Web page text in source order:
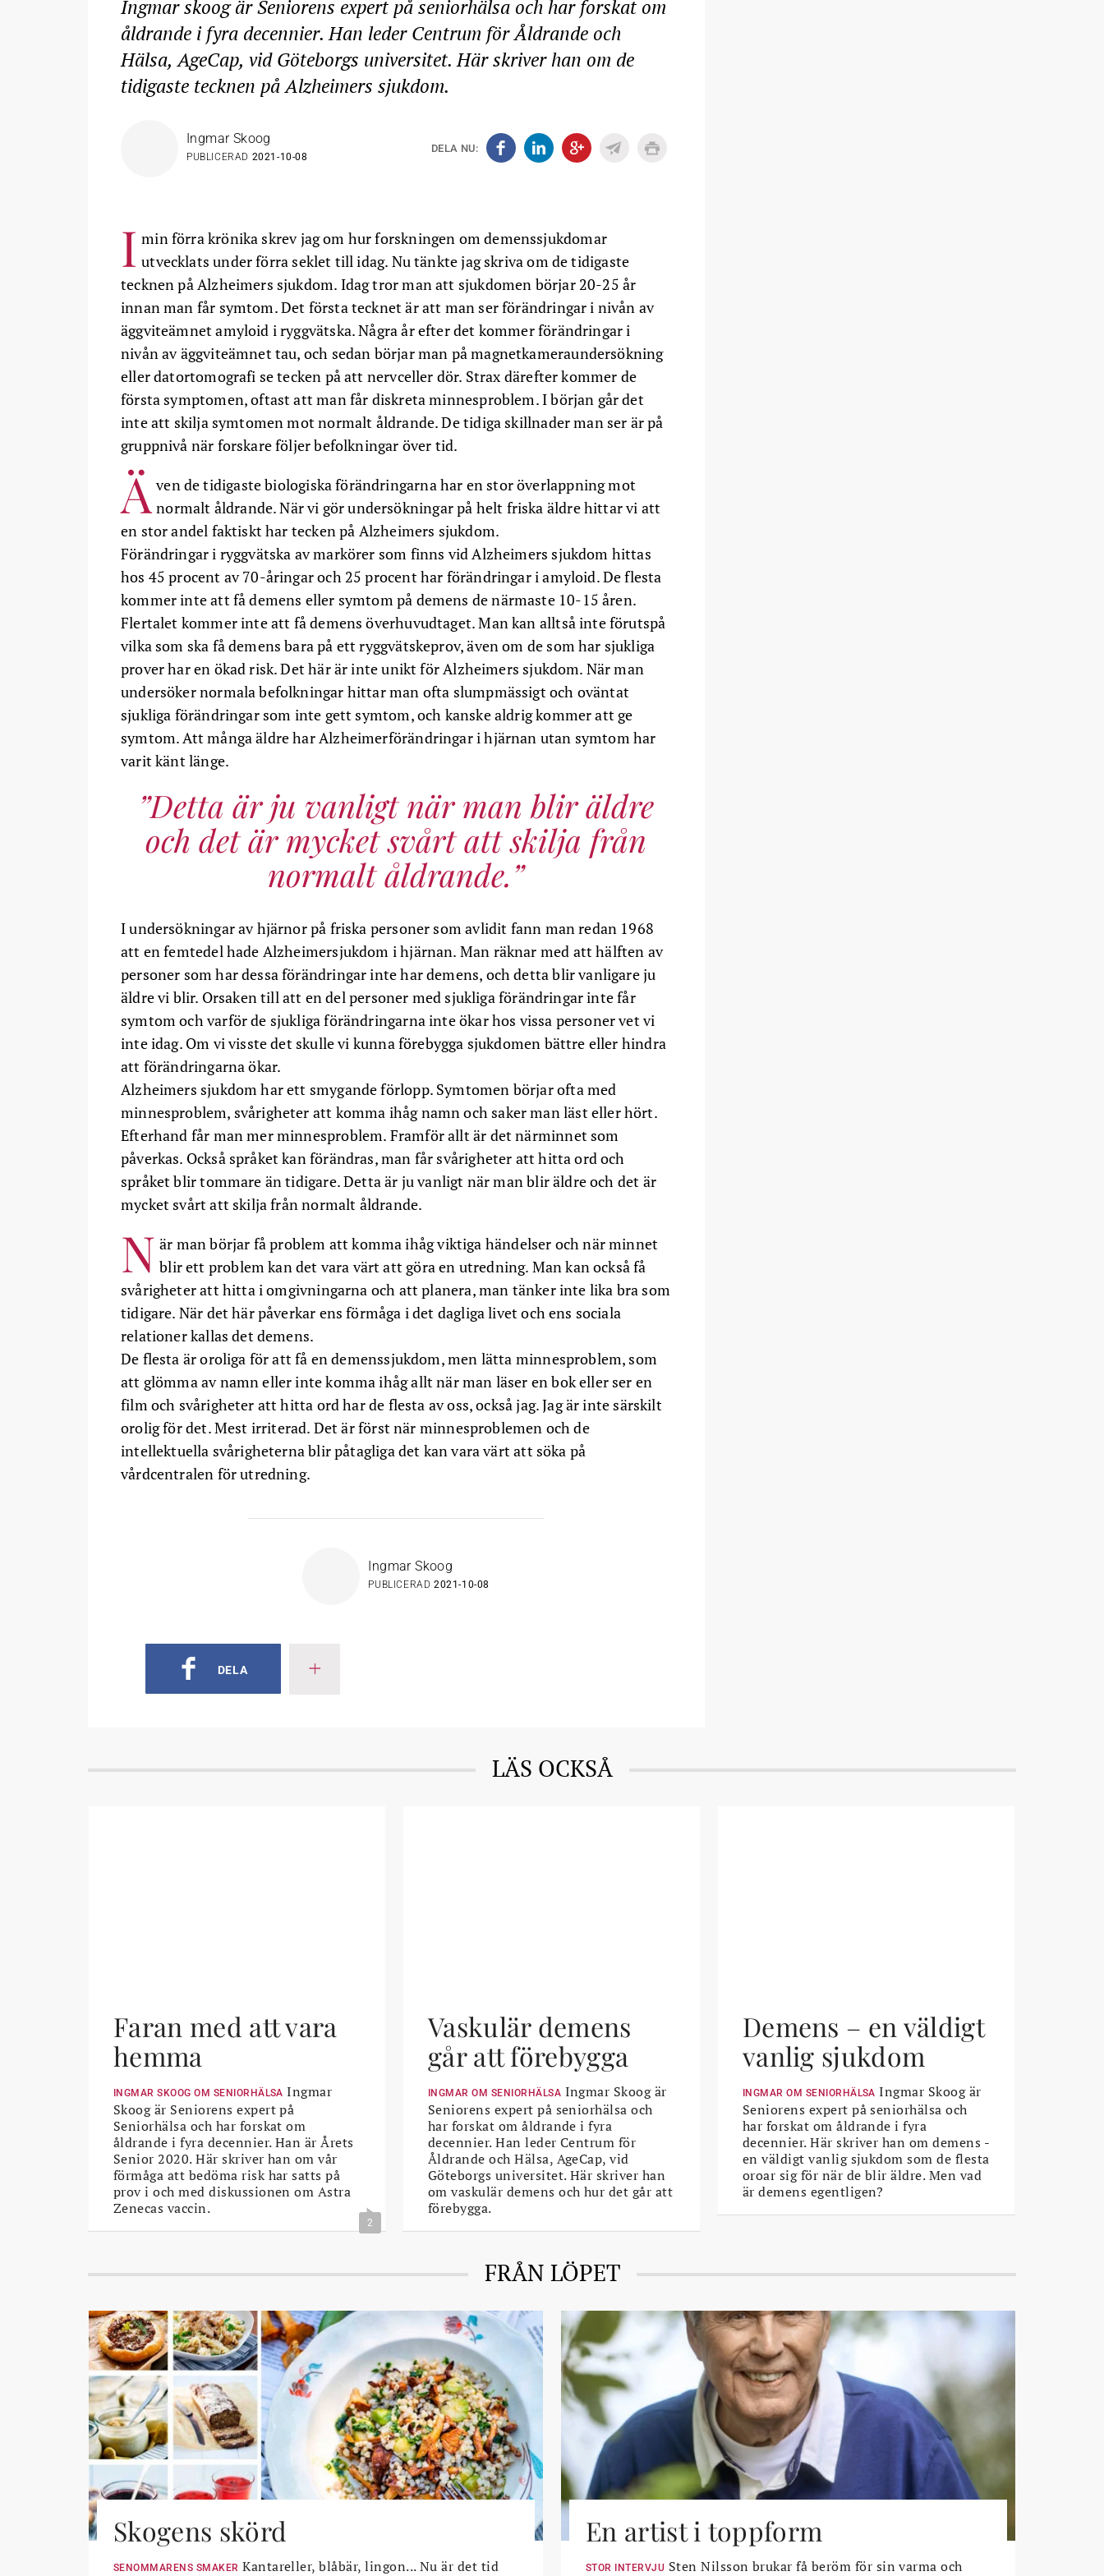
Ingmar skoog är Seniorens expert på seniorhälsa och har forskat om
åldrande i fyra decennier. Han leder Centrum för Åldrande och
Hälsa, AgeCap, vid Göteborgs universitet. Här skriver han om de
tidigaste tecknen på Alzheimers sjukdom.
Ingmar Skoog
PUBLICERAD 2021-10-08
DELA NU:
I min förra krönika skrev jag om hur forskningen om demenssjukdomar
utvecklats under förra seklet till idag. Nu tänkte jag skriva om de tidigaste
tecknen på Alzheimers sjukdom. Idag tror man att sjukdomen börjar 20-25 år
innan man får symtom. Det första tecknet är att man ser förändringar i nivån av
äggviteämnet amyloid i ryggvätska. Några år efter det kommer förändringar i
nivån av äggviteämnet tau, och sedan börjar man på magnetkameraundersökning
eller datortomografi se tecken på att nervceller dör. Strax därefter kommer de
första symptomen, oftast att man får diskreta minnesproblem. I början går det
inte att skilja symtomen mot normalt åldrande. De tidiga skillnader man ser är på
gruppnivå när forskare följer befolkningar över tid.
Ä ven de tidigaste biologiska förändringarna har en stor överlappning mot
normalt åldrande. När vi gör undersökningar på helt friska äldre hittar vi att
en stor andel faktiskt har tecken på Alzheimers sjukdom.
Förändringar i ryggvätska av markörer som finns vid Alzheimers sjukdom hittas
hos 45 procent av 70-åringar och 25 procent har förändringar i amyloid. De flesta
kommer inte att få demens eller symtom på demens de närmaste 10-15 åren.
Flertalet kommer inte att få demens överhuvudtaget. Man kan alltså inte förutspå
vilka som ska få demens bara på ett ryggvätskeprov, även om de som har sjukliga
prover har en ökad risk. Det här är inte unikt för Alzheimers sjukdom. När man
undersöker normala befolkningar hittar man ofta slumpmässigt och oväntat
sjukliga förändringar som inte gett symtom, och kanske aldrig kommer att ge
symtom. Att många äldre har Alzheimerförändringar i hjärnan utan symtom har
varit känt länge.
Detta är ju vanligt när man blir äldre
och det är mycket svårt att skilja från
normalt åldrande.
I undersökningar av hjärnor på friska personer som avlidit fann man redan 1968
att en femtedel hade Alzheimersjukdom i hjärnan. Man räknar med att hälften av
personer som har dessa förändringar inte har demens, och detta blir vanligare ju
äldre vi blir. Orsaken till att en del personer med sjukliga förändringar inte får
symtom och varför de sjukliga förändringarna inte ökar hos vissa personer vet vi
inte idag. Om vi visste det skulle vi kunna förebygga sjukdomen bättre eller hindra
att förändringarna ökar.
Alzheimers sjukdom har ett smygande förlopp. Symtomen börjar ofta med
minnesproblem, svårigheter att komma ihåg namn och saker man läst eller hört.
Efterhand får man mer minnesproblem. Framför allt är det närminnet som
påverkas. Också språket kan förändras, man får svårigheter att hitta ord och
språket blir tommare än tidigare. Detta är ju vanligt när man blir äldre och det är
mycket svårt att skilja från normalt åldrande.
N är man börjar få problem att komma ihåg viktiga händelser och när minnet
blir ett problem kan det vara värt att göra en utredning. Man kan också få
svårigheter att hitta i omgivningarna och att planera, man tänker inte lika bra som
tidigare. När det här påverkar ens förmåga i det dagliga livet och ens sociala
relationer kallas det demens.
De flesta är oroliga för att få en demenssjukdom, men lätta minnesproblem, som
att glömma av namn eller inte komma ihåg allt när man läser en bok eller ser en
film och svårigheter att hitta ord har de flesta av oss, också jag. Jag är inte särskilt
orolig för det. Mest irriterad. Det är först när minnesproblemen och de
intellektuella svårigheterna blir påtagliga det kan vara värt att söka på
vårdcentralen för utredning.
Ingmar Skoog
PUBLICERAD2021-10-08
DELA
LÄS OCKSÅ
Faran med att vara
hemma
INGMAR SKOOG OM SENIORHÄLSA Ingmar
Skoog är Seniorens expert på
Seniorhälsa och har forskat om
åldrande i fyra decennier. Han är Årets
Senior 2020. Här skriver han om vår
förmåga att bedöma risk har satts på
prov i och med diskussionen om Astra
Zenecas vaccin.
2
Vaskulär demens
går att förebygga
INGMAR OM SENIORHÄLSA Ingmar Skoog är
Seniorens expert på seniorhälsa och
har forskat om åldrande i fyra
decennier. Han leder Centrum för
Åldrande och Hälsa, AgeCap, vid
Göteborgs universitet. Här skriver han
om vaskulär demens och hur det går att
förebygga.
Demens – en väldigt
vanlig sjukdom
INGMAR OM SENIORHÄLSA Ingmar Skoog är
Seniorens expert på seniorhälsa och
har forskat om åldrande i fyra
decennier. Här skriver han om demens -
en väldigt vanlig sjukdom som de flesta
oroar sig för när de blir äldre. Men vad
är demens egentligen?
FRÅN LÖPET
Skogens skörd
SENOMMARENS SMAKER Kantareller, blåbär, lingon... Nu är det tid
En artist i toppform
STOR INTERVJU Sten Nilsson brukar få beröm för sin varma och